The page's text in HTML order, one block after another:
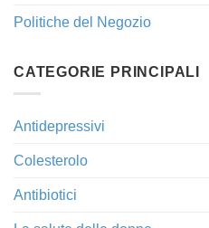
Politiche del Negozio
CATEGORIE PRINCIPALI
Antidepressivi
Colesterolo
Antibiotici